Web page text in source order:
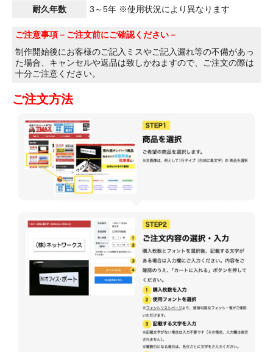
耐久年数
3～5年 ※使用状況により異なります
ご注意事項 －ご注文前にご確認ください－
制作開始後にお客様のご記入ミスやご記入漏れ等の不備があっ
た場合、キャンセルや返品は致しかねますので、ご注文の際は
十分ご注意ください。
ご注文方法